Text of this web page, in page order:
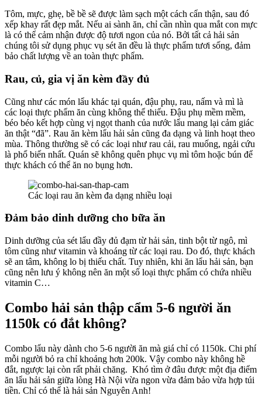
Tôm, mực, ghẹ, bề bề sẽ được làm sạch một cách cẩn thận, sau đó
xếp khay rất đẹp mắt. Nếu ai sành ăn, chỉ cần nhìn qua mắt con mực
là có thể cảm nhận được độ tươi ngon của nó. Bởi tất cả hải sản
chúng tôi sử dụng phục vụ sét ăn đều là thực phẩm tươi sống, đảm
bảo chất lượng về an toàn thực phẩm.
Rau, củ, gia vị ăn kèm đầy đủ
Cũng như các món lẩu khác tại quán, đậu phụ, rau, nấm và mì là
các loại thực phẩm ăn cùng không thể thiếu. Đậu phụ mềm mềm,
béo béo kết hợp cùng vị ngọt thanh của nước lẩu mang lại cảm giác
ăn thật “đã”. Rau ăn kèm lẩu hải sản cũng đa dạng và linh hoạt theo
mùa. Thông thường sẽ có các loại như rau cải, rau muống, ngải cứu
là phổ biến nhất. Quán sẽ không quên phục vụ mì tôm hoặc bún để
thực khách có thể ăn no bụng hơn.
Các loại rau ăn kèm đa dạng nhiều loại
Đảm bảo dinh dưỡng cho bữa ăn
Dinh dưỡng của sét lẩu đầy đủ đạm từ hải sản, tinh bột từ ngô, mì
tôm cũng như vitamin và khoáng từ các loại rau. Do đó, thực khách
sẽ an tâm, không lo bị thiếu chất. Tuy nhiên, khi ăn lẩu hải sản, bạn
cũng nên lưu ý không nên ăn một số loại thực phẩm có chứa nhiều
vitamin C…
Combo hải sản thập cẩm 5-6 người ăn
1150k có đắt không?
Combo lẩu này dành cho 5-6 người ăn mà giá chỉ có 1150k. Chi phí
mỗi người bỏ ra chỉ khoảng hơn 200k. Vậy combo này không hề
đắt, ngược lại còn rất phải chăng. Khó tìm ở đâu được một địa điểm
ăn lẩu hải sản giữa lòng Hà Nội vừa ngon vừa đảm bảo vừa hợp túi
tiền. Chỉ có thể là hải sản Nguyên Anh!